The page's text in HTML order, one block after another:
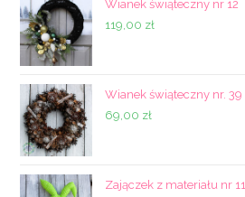
Wianek świąteczny nr 12
119,00 zł
Wianek świąteczny nr. 39
69,00 zł
Zajączek z materiału nr 11